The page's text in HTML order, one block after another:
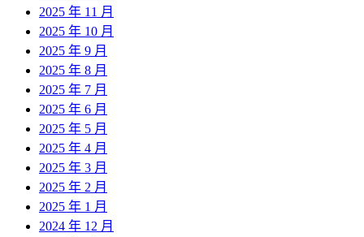
2025 年 11 月
2025 年 10 月
2025 年 9 月
2025 年 8 月
2025 年 7 月
2025 年 6 月
2025 年 5 月
2025 年 4 月
2025 年 3 月
2025 年 2 月
2025 年 1 月
2024 年 12 月